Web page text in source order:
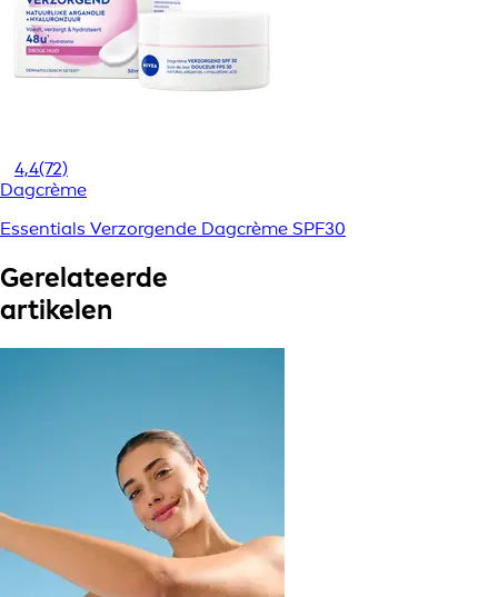
4,4(72)
Dagcrème
Essentials Verzorgende Dagcrème SPF30
Gerelateerde
artikelen